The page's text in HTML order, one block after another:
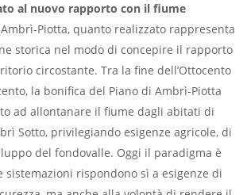
al nuovo rapporto con il fiume
Piotta, quanto realizzato rappresenta
storica nel modo di concepire il rapporto
circostante. Tra la fine dell’Ottocento
la bonifica del Piano di Ambrì-Piotta
ad allontanare il fiume dagli abitati di
Sotto, privilegiando esigenze agricole, di
del fondovalle. Oggi il paradigma è
sistemazioni rispondono sì a esigenze di